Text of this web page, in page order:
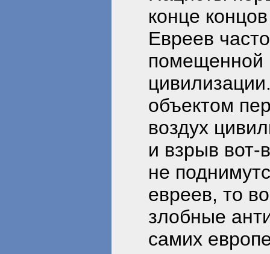
конце
Евреев
помещенной
объектом
воздух
и взрыв вот-
не
евреев, то
злобные
самих